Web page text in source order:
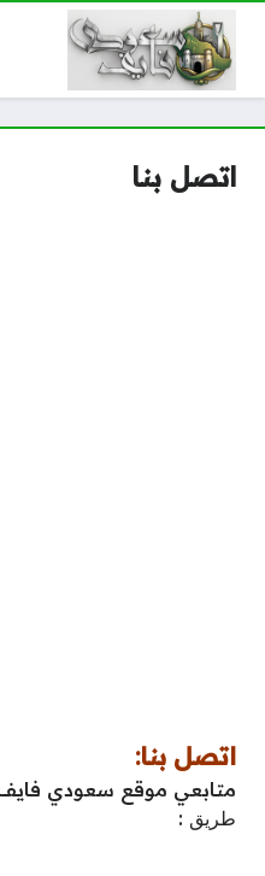
اتصل بنا
اتصل بنا:
متابعي موقع سعودي فايف
ﻃﺮﻳﻖ :